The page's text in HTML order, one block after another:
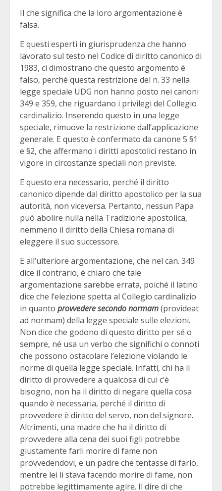
Il che significa che la loro argomentazione è
falsa.
E questi esperti in giurisprudenza che hanno
lavorato sul testo nel Codice di diritto canonico di
1983, ci dimostrano che questo argomento è
falso, perché questa restrizione del n. 33 nella
legge speciale UDG non hanno posto nei canoni
349 e 359, che riguardano i privilegi del Collegio
cardinalizio. Inserendo questo in una legge
speciale, rimuove la restrizione dall’applicazione
generale. E questo è confermato da canone 5 §1
e §2, che affermano i diritti apostolici restano in
vigore in circostanze speciali non previste.
E questo era necessario, perché il diritto
canonico dipende dal diritto apostolico per la sua
autorità, non viceversa. Pertanto, nessun Papa
può abolire nulla nella Tradizione apostolica,
nemmeno il diritto della Chiesa romana di
eleggere il suo successore.
E all’ulteriore argomentazione, che nel can. 349
dice il contrario, è chiaro che tale
argomentazione sarebbe errata, poiché il latino
dice che l’elezione spetta al Collegio cardinalizio
in quanto provvederesecondo normam(provideat
ad normam) della legge speciale sulle elezioni.
Non dice che godono di questo diritto per sé o
sempre, né usa un verbo che significhi o connoti
che possono ostacolare l’elezione violando le
norme di quella legge speciale. Infatti, chi ha il
diritto di provvedere a qualcosa di cui c’è
bisogno, non ha il diritto di negare quella cosa
quando è necessaria, perché il diritto di
provvedere è diritto del servo, non del signore.
Altrimenti, una madre che ha il diritto di
provvedere alla cena dei suoi figli potrebbe
giustamente farli morire di fame non
provvedendovi, e un padre che tentasse di farlo,
mentre lei li stava facendo morire di fame, non
potrebbe legittimamente agire. Il dire di che